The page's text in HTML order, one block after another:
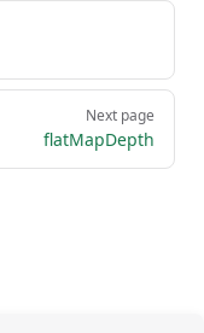
Next page
flatMapDepth